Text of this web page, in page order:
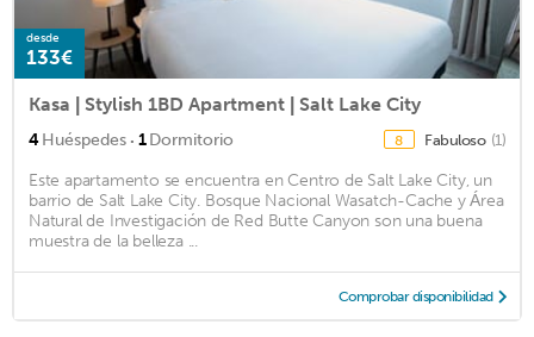
desde
133€
Kasa | Stylish 1BD Apartment | Salt Lake City
4Huéspedes · 1Dormitorio 8 Fabuloso (1)
Este apartamento se encuentra en Centro de Salt Lake City, un
barrio de Salt Lake City. Bosque Nacional Wasatch-Cache y Área
Natural de Investigación de Red Butte Canyon son una buena
muestra de la belleza ...
Comprobar disponibilidad